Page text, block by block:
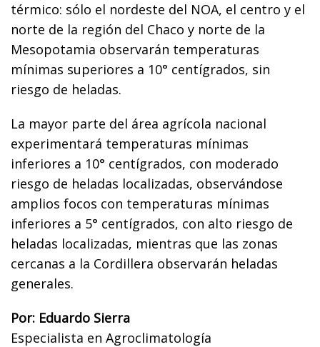
térmico: sólo el nordeste del NOA, el centro y el
norte de la región del Chaco y norte de la
Mesopotamia observarán temperaturas
mínimas superiores a 10° centígrados, sin
riesgo de heladas.
La mayor parte del área agrícola nacional
experimentará temperaturas mínimas
inferiores a 10° centígrados, con moderado
riesgo de heladas localizadas, observándose
amplios focos con temperaturas mínimas
inferiores a 5° centígrados, con alto riesgo de
heladas localizadas, mientras que las zonas
cercanas a la Cordillera observarán heladas
generales.
Por: Eduardo Sierra
Especialista en Agroclimatología